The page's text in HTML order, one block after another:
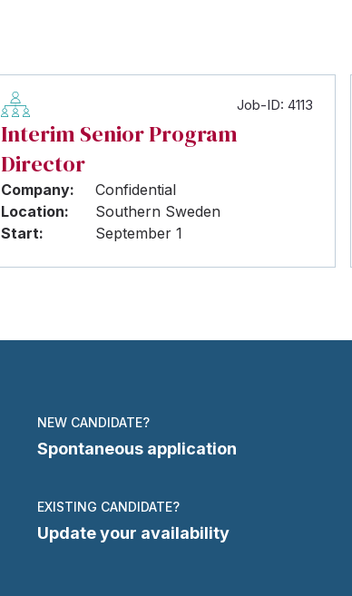
Job-ID: 4113
Interim Senior Program
Director
Company:
Confidential
Location:
Southern Sweden
Start:
September 1
NEW CANDIDATE?
Spontaneous application
EXISTING CANDIDATE?
Update your availability